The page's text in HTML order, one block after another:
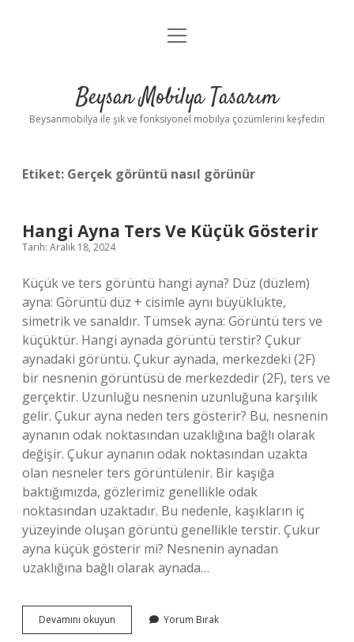
Anasayfa
Yasal Uyarı
menüyü
Beysan Mobilya Tasarım
Beysanmobilya ile şık ve fonksiyonel mobilya çözümlerini keşfedin
Etiket: Gerçek görüntü nasıl görünür
Hangi Ayna Ters Ve Küçük Gösterir
Tarih: Aralık 18, 2024
Küçük ve ters görüntü hangi ayna? Düz (düzlem)
ayna: Görüntü düz + cisimle aynı büyüklükte,
simetrik ve sanaldır. Tümsek ayna: Görüntü ters ve
küçüktür. Hangi aynada görüntü terstir? Çukur
aynadaki görüntü. Çukur aynada, merkezdeki (2F)
bir nesnenin görüntüsü de merkezdedir (2F), ters ve
gerçektir. Uzunluğu nesnenin uzunluğuna karşılık
gelir. Çukur ayna neden ters gösterir? Bu, nesnenin
aynanın odak noktasından uzaklığına bağlı olarak
değişir. Çukur aynanın odak noktasından uzakta
olan nesneler ters görüntülenir. Bir kaşığa
baktığımızda, gözlerimiz genellikle odak
noktasından uzaktadır. Bu nedenle, kaşıkların iç
yüzeyinde oluşan görüntü genellikle terstir. Çukur
ayna küçük gösterir mi? Nesnenin aynadan
uzaklığına bağlı olarak aynada…
Devamını okuyun
Ayna
Yorum Bırak